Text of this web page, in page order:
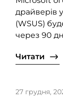
драйверів
(WSUS)
через 90
Читати
27 грудня,